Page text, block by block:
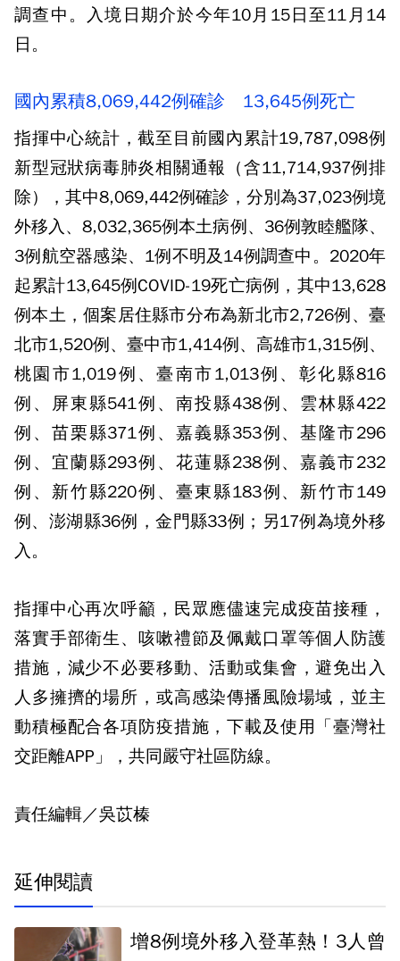
調查中。入境日期介於今年10月15日至11月14
日。
國內累積8,069,442例確診 13,645例死亡
指揮中心統計，截至目前國內累計19,787,098例
新型冠狀病毒肺炎相關通報（含11,714,937例排
除），其中8,069,442例確診，分別為37,023例境
外移入、8,032,365例本土病例、36例敦睦艦隊、
3例航空器感染、1例不明及14例調查中。2020年
起累計13,645例COVID-19死亡病例，其中13,628
例本土，個案居住縣市分布為新北市2,726例、臺
北市1,520例、臺中市1,414例、高雄市1,315例、
桃園市1,019例、臺南市1,013例、彰化縣816
例、屏東縣541例、南投縣438例、雲林縣422
例、苗栗縣371例、嘉義縣353例、基隆市296
例、宜蘭縣293例、花蓮縣238例、嘉義市232
例、新竹縣220例、臺東縣183例、新竹市149
例、澎湖縣36例，金門縣33例；另17例為境外移
入。
指揮中心再次呼籲，民眾應儘速完成疫苗接種，
落實手部衛生、咳嗽禮節及佩戴口罩等個人防護
措施，減少不必要移動、活動或集會，避免出入
人多擁擠的場所，或高感染傳播風險場域，並主
動積極配合各項防疫措施，下載及使用「臺灣社
交距離APP」，共同嚴守社區防線。
責任編輯／吳苡榛
延伸閱讀
增8例境外移入登革熱！3人曾